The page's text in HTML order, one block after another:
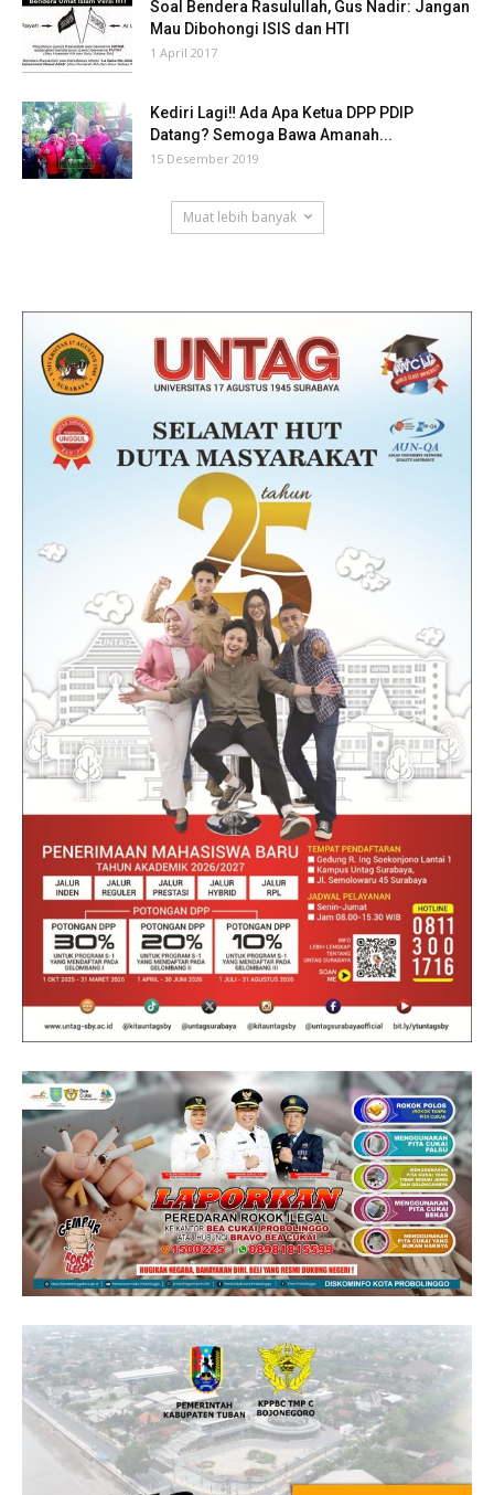
Soal Bendera Rasulullah, Gus Nadir: Jangan
Mau Dibohongi ISIS dan HTI
1 April 2017
Kediri Lagi‼ Ada Apa Ketua DPP PDIP
Datang? Semoga Bawa Amanah...
15 Desember 2019
Muat lebih banyak